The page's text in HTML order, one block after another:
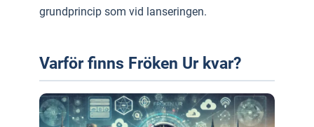
grundprincip som vid lanseringen.
Varför finns Fröken Ur kvar?